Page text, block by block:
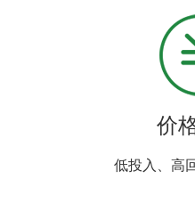
价
低投入、高